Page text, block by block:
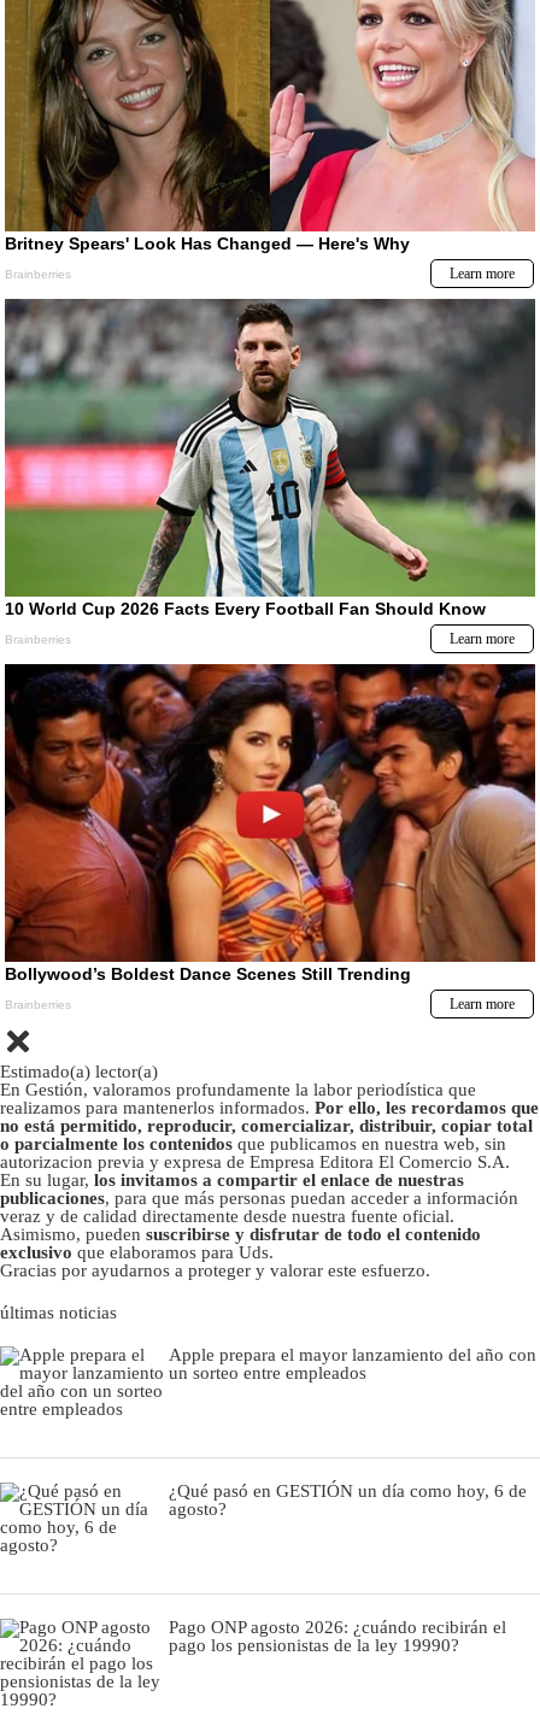
Estimado(a) lector(a)
En Gestión, valoramos profundamente la labor periodística que
realizamos para mantenerlos informados. Por ello, les recordamos que
no está permitido, reproducir, comercializar, distribuir, copiar total
o parcialmente los contenidos que publicamos en nuestra web, sin
autorizacion previa y expresa de Empresa Editora El Comercio S.A.
En su lugar, los invitamos a compartir el enlace de nuestras
publicaciones, para que más personas puedan acceder a información
veraz y de calidad directamente desde nuestra fuente oficial.
Asimismo, pueden suscribirse y disfrutar de todo el contenido
exclusivo que elaboramos para Uds.
Gracias por ayudarnos a proteger y valorar este esfuerzo.
últimas noticias
Apple prepara el mayor lanzamiento del año con
un sorteo entre empleados
¿Qué pasó en GESTIÓN un día como hoy, 6 de
agosto?
Pago ONP agosto 2026: ¿cuándo recibirán el
pago los pensionistas de la ley 19990?